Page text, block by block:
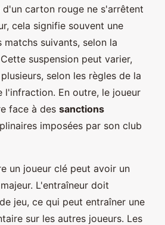
d'un carton rouge ne s'arrêtent
cela signifie souvent une
matchs suivants, selon la
suspension peut varier,
selon les règles de la
l'infraction. En outre, le joueur
face à des sanctions
imposées par son club
un joueur clé peut avoir un
L'entraîneur doit
jeu, ce qui peut entraîner une
sur les autres joueurs. Les